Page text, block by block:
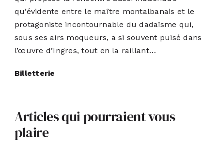
qu’évidente entre le maître montalbanais et le
protagoniste incontournable du dadaïsme qui,
sous ses airs moqueurs, a si souvent puisé dans
l’œuvre d’Ingres, tout en la raillant…
Billetterie
Articles qui pourraient vous
plaire